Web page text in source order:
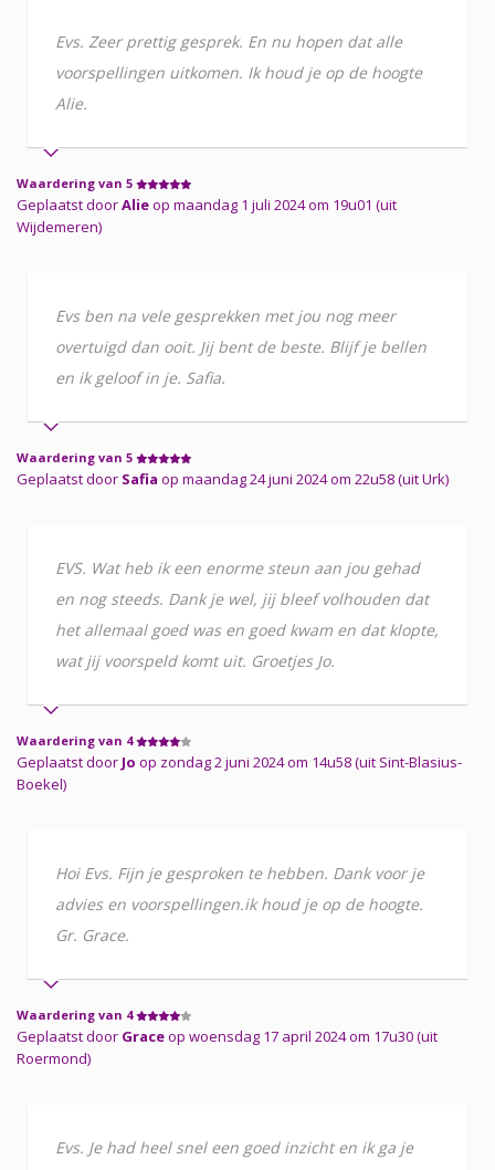
Evs. Zeer prettig gesprek. En nu hopen dat alle
voorspellingen uitkomen. Ik houd je op de hoogte
Alie.
Waardering van 5
Geplaatst doorAlieop maandag 1 juli 2024 om 19u01 (uit
Wijdemeren)
Evs ben na vele gesprekken met jou nog meer
overtuigd dan ooit. Jij bent de beste. Blijf je bellen
en ik geloof in je. Safia.
Waardering van 5
Geplaatst door Safia op maandag 24 juni 2024 om 22u58 (uit Urk)
EVS. Wat heb ik een enorme steun aan jou gehad
en nog steeds. Dank je wel, jij bleef volhouden dat
het allemaal goed was en goed kwam en dat klopte,
wat jij voorspeld komt uit. Groetjes Jo.
Waardering van 4
Geplaatst door Jo op zondag 2 juni 2024 om 14u58 (uit Sint-Blasius-
Boekel)
Hoi Evs. Fijn je gesproken te hebben. Dank voor je
advies en voorspellingen.ik houd je op de hoogte.
Gr. Grace.
Waardering van 4
Geplaatst door Graceop woensdag 17 april 2024 om 17u30 (uit
Roermond)
Evs. Je had heel snel een goed inzicht en ik ga je